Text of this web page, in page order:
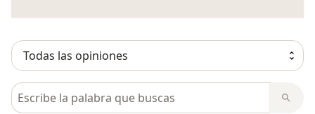
Busca en opiniones